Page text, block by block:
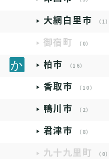
大網白里市 （1）
御宿町 （0）
柏市 （16）
香取市 （10）
鴨川市 （2）
君津市 （8）
九十九里町 （0）